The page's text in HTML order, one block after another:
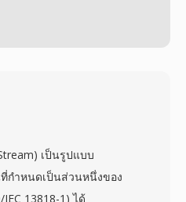
เป็นรูปแบบ
กำหนดเป็นส่วนหนึ่งของ
13818-1) ได้